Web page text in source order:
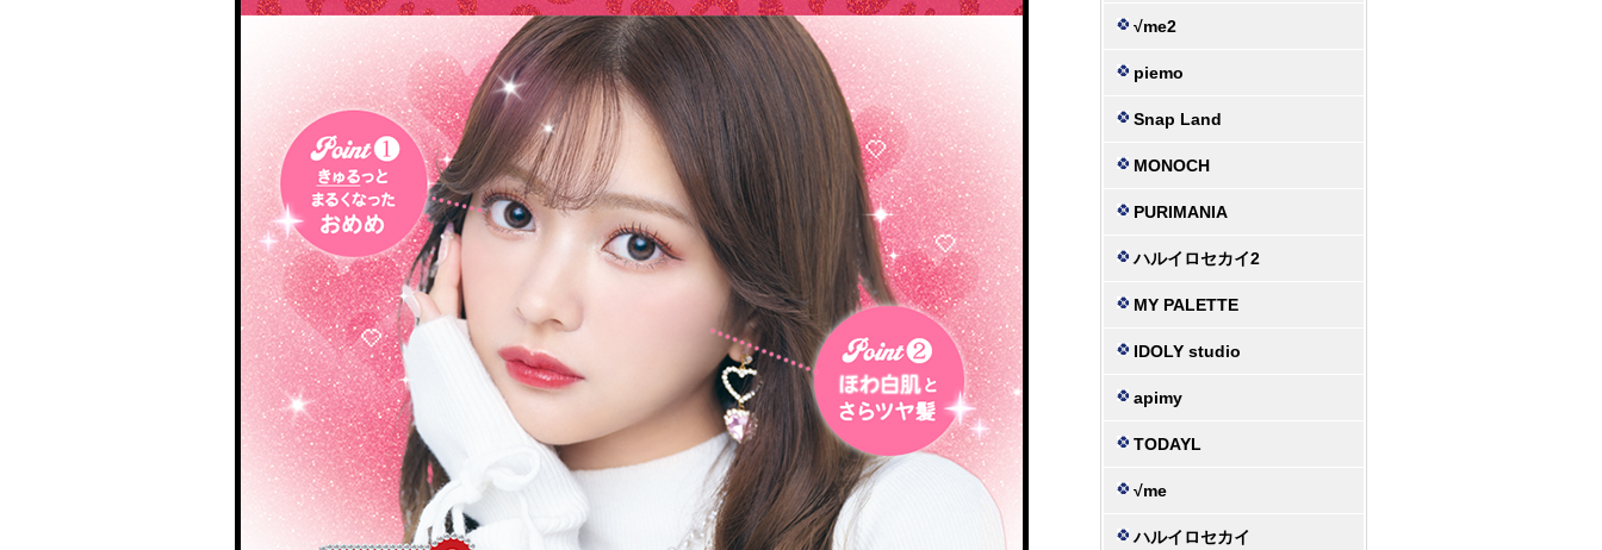
√me2
piemo
Snap Land
MONOCH
PURIMANIA
ハルイロセカイ2
MY PALETTE
IDOLY studio
apimy
TODAYL
√me
ハルイロセカイ